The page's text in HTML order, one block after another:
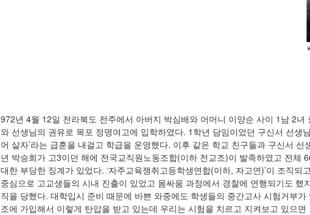
972년 4월 12일 전라북도 전주에서 아버지 박심배와 어머니 이양순 사이 1남 2
와 선생님의 권유로 목포 정명여고에 입학하였다. 1학년 담임이었던 구신서 선생
어 살자’라는 급훈을 내걸고 학급을 운영했다. 이후 같은 학교 친구들과 구신서
년 박승희가 고3이던 해에 전국교직원노동조합(이하 전교조)이 발족하였고 전체
대한 부당한 징계가 있었다. ‘자주교육쟁취고등학생연합(이하, 자고연)’이 조직
중심으로 고교생들의 시내 진출이 있었고 몸싸움 과정에서 경찰에 연행되기도
직을 당했다. 대학입시 준비 때문에 바쁜 와중에도 학생들의 중간고사 시험거부
조에 가입해서 이렇게 탄압을 받고 있는데 우리는 시험을 치르고 지켜보고 있으